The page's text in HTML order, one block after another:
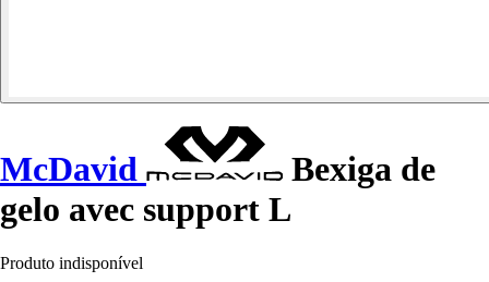
McDavid
Bexiga de
gelo avec support L
Produto indisponível